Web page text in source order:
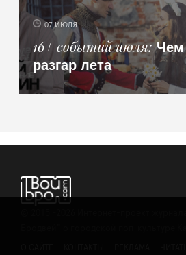
07 ИЮЛЯ
16+ событий июля Чем
разгар лета